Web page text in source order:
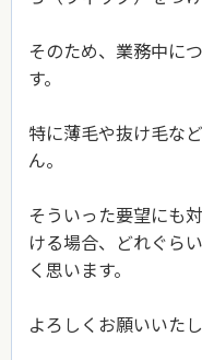
そのため、業務中に
す。
特に薄毛や抜け毛な
ん。
そういった要望にも
ける場合、どれぐら
く思います。
よろしくお願いいたし